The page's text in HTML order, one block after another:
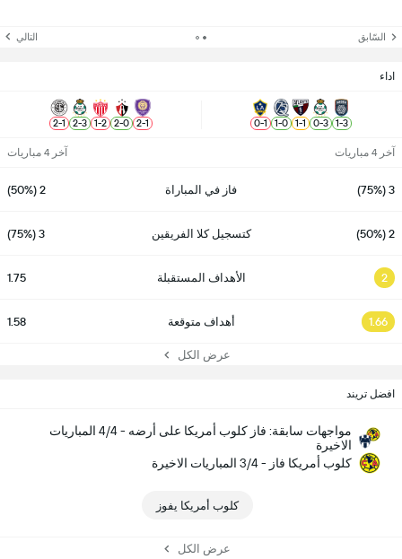
السّابق التالي
اداء
3
-
1
3
-
0
1
-
1
0
-
1
1
-
0
1
-
2
0
-
2
2
-
1
3
-
2
1
-
2
آخر 4 مباريات آخر 4 مباريات
3 (75%) فاز في المباراة 2 (50%)
2 (50%) كتسجيل كلا الفريقين 3 (75%)
2 الأهداف المستقبلة 1.75
1.66 أهداف متوقعة 1.58
عرض الكل
افضل تريند
مواجهات سابقة: فاز كلوب أمريكا على أرضه - 4/4 المباريات
الاخيرة
كلوب أمريكا فاز - 3/4 المباريات الاخيرة
كلوب أمريكا يفوز
عرض الكل